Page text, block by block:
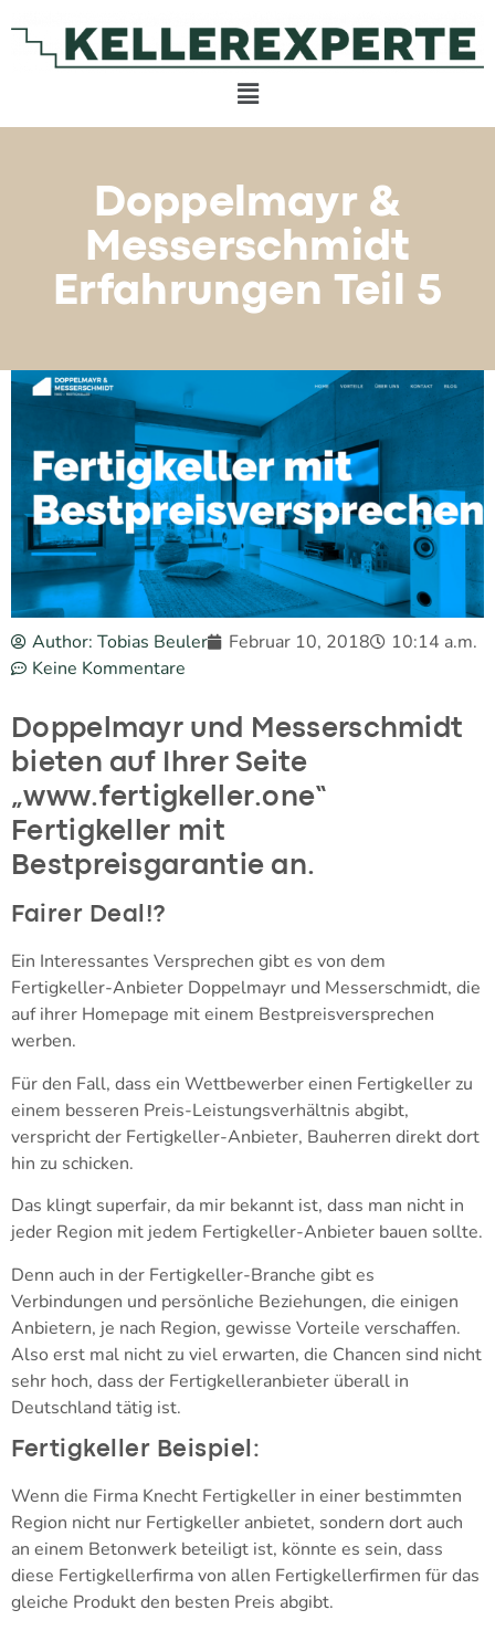
Doppelmayr &
Messerschmidt
Erfahrungen Teil 5
Author: Tobias Beuler Februar 10, 2018
10:14 a.m.
Keine Kommentare
Doppelmayr und Messerschmidt
bieten auf Ihrer Seite
„www.fertigkeller.one“
Fertigkeller mit
Bestpreisgarantie an.
Fairer Deal!?
Ein Interessantes Versprechen gibt es von dem
Fertigkeller-Anbieter Doppelmayr und Messerschmidt, die
auf ihrer Homepage mit einem Bestpreisversprechen
werben.
Für den Fall, dass ein Wettbewerber einen Fertigkeller zu
einem besseren Preis-Leistungsverhältnis abgibt,
verspricht der Fertigkeller-Anbieter, Bauherren direkt dort
hin zu schicken.
Das klingt superfair, da mir bekannt ist, dass man nicht in
jeder Region mit jedem Fertigkeller-Anbieter bauen sollte.
Denn auch in der Fertigkeller-Branche gibt es
Verbindungen und persönliche Beziehungen, die einigen
Anbietern, je nach Region, gewisse Vorteile verschaffen.
Also erst mal nicht zu viel erwarten, die Chancen sind nicht
sehr hoch, dass der Fertigkelleranbieter überall in
Deutschland tätig ist.
Fertigkeller Beispiel:
Wenn die Firma Knecht Fertigkeller in einer bestimmten
Region nicht nur Fertigkeller anbietet, sondern dort auch
an einem Betonwerk beteiligt ist, könnte es sein, dass
diese Fertigkellerfirma von allen Fertigkellerfirmen für das
gleiche Produkt den besten Preis abgibt.